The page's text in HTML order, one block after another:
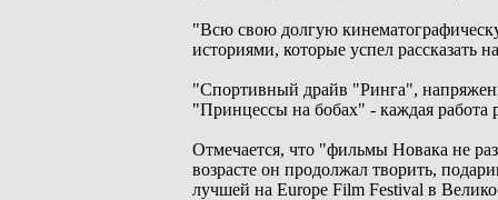
"Всю свою долгую
историями, которые успел рассказать
"Спортивный драйв "Ринга",
"Принцессы на бобах" - каждая работа
Отмечается, что "фильмы Новака не
возрасте он продолжал творить,
лучшей на Europe Film Festival в